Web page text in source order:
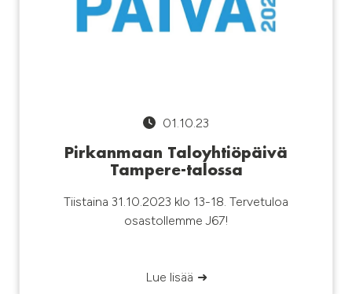
01.10.23
Pirkanmaan Taloyhtiöpäivä
Tampere-talossa
Tiistaina 31.10.2023 klo 13-18. Tervetuloa
osastollemme J67!
Lue lisää